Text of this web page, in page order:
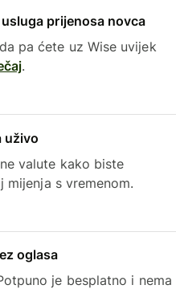
prijenosa novca
pa ćete uz Wise uvijek
.
uživo
valute kako biste
s vremenom.
oglasa
je besplatno i nema